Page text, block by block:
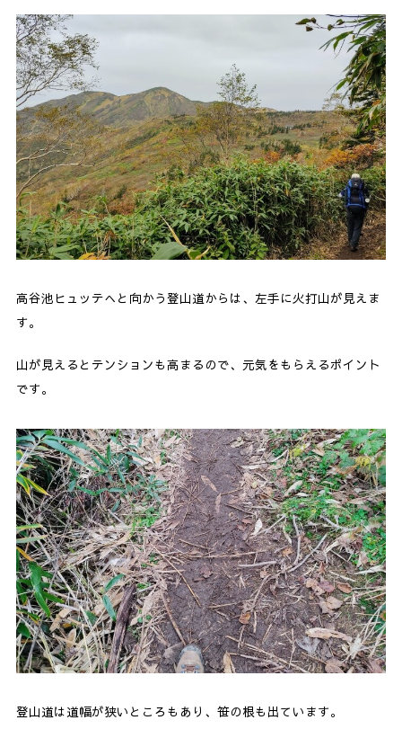
高谷池ヒュッテへと向かう登山道からは、左手に火打山が見えま
す。
山が見えるとテンションも高まるので、元気をもらえるポイント
です。
登山道は道幅が狭いところもあり、笹の根も出ています。